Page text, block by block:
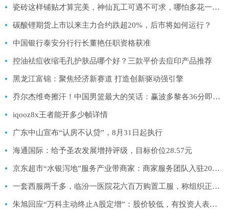
瓷砖这样铺贴才算完美，神仙瓦工可遇不可求，哪怕多花一千也值得
碳酸锂期货上市以来主力合约跌超20%，后市将如何运行？
中国银行泰安分行行长董艳任职资格获准
控油祛痘收缩毛孔护肤品哪个好？三款平价去痘印产品推荐
黑龙江富锦：聚焦经济新赛道 打造创新驱动强引擎
乔尔杰维奇擦汗！中国男篮最大的笑话：赢波多黎各36分即可出线
iqooz8x王者能开多少帧详情
广东中山宣布“认房不认贷”，8月31日起执行
海通国际：给予圣农发展增持评级，目标价位28.57元
京东超市“水银泻地”服务产业带商家：商家服务团队入驻20个城市 1对1服务商家
一套西服两千多，临汾一医院花六百万购置工服，称组织正安排应对
朱旭回应“万科主动终止A股定增”：股价较低，有投资人表示担忧